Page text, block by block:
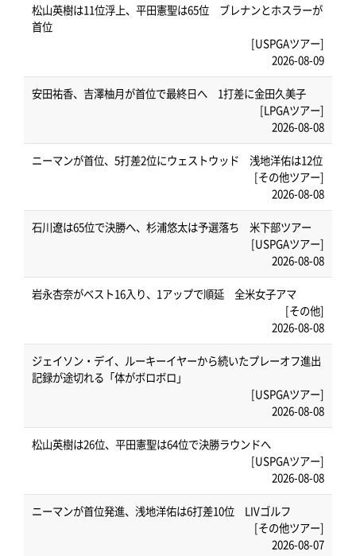
松山英樹は11位浮上、平田憲聖は65位 ブレナンとホスラーが
首位
[USPGAツアー]
2026-08-09
安田祐香、吉澤柚月が首位で最終日へ 1打差に金田久美子
[LPGAツアー]
2026-08-08
ニーマンが首位、5打差2位にウェストウッド 浅地洋佑は12位
[その他ツアー]
2026-08-08
石川遼は65位で決勝へ、杉浦悠太は予選落ち 米下部ツアー
[USPGAツアー]
2026-08-08
岩永杏奈がベスト16入り、1アップで順延 全米女子アマ
[その他]
2026-08-08
ジェイソン・デイ、ルーキーイヤーから続いたプレーオフ進出
記録が途切れる「体がボロボロ」
[USPGAツアー]
2026-08-08
松山英樹は26位、平田憲聖は64位で決勝ラウンドへ
[USPGAツアー]
2026-08-08
ニーマンが首位発進、浅地洋佑は6打差10位 LIVゴルフ
[その他ツアー]
2026-08-07